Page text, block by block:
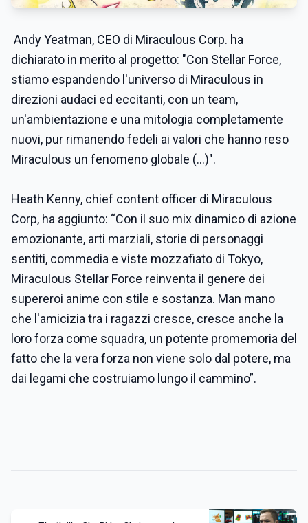
Andy Yeatman, CEO di Miraculous Corp. ha
dichiarato in merito al progetto: "Con Stellar Force,
stiamo espandendo l'universo di Miraculous in
direzioni audaci ed eccitanti, con un team,
un'ambientazione e una mitologia completamente
nuovi, pur rimanendo fedeli ai valori che hanno reso
Miraculous un fenomeno globale (...)".
Heath Kenny, chief content officer di Miraculous
Corp, ha aggiunto: “Con il suo mix dinamico di azione
emozionante, arti marziali, storie di personaggi
sentiti, commedia e viste mozzafiato di Tokyo,
Miraculous Stellar Force reinventa il genere dei
supereroi anime con stile e sostanza. Man mano
che l'amicizia tra i ragazzi cresce, cresce anche la
loro forza come squadra, un potente promemoria del
fatto che la vera forza non viene solo dal potere, ma
dai legami che costruiamo lungo il cammino”.